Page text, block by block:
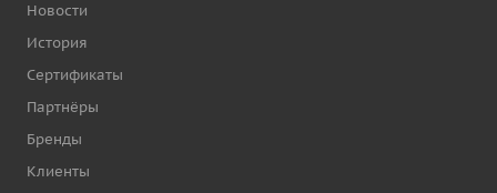
Новости
История
Сертификаты
Партнёры
Бренды
Клиенты